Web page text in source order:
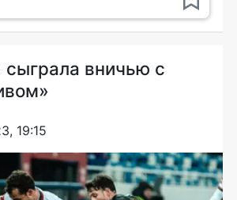
сыграла вничью с
19:15